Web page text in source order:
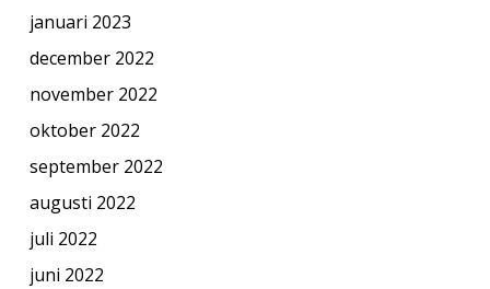
januari 2023
december 2022
november 2022
oktober 2022
september 2022
augusti 2022
juli 2022
juni 2022